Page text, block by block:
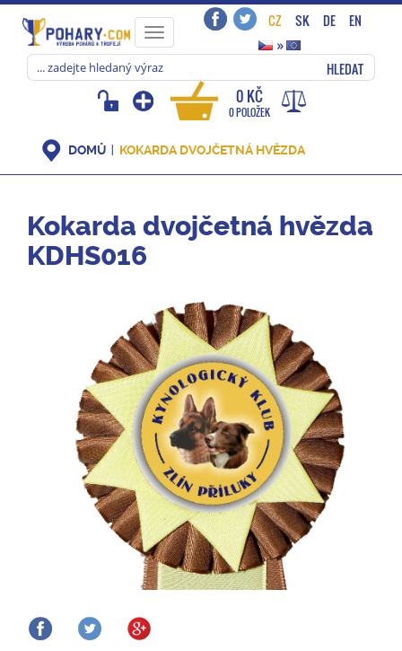
Toggle
navigation
CZ SK DE
EN
»
HLEDAT
0 KČ
0 POLOŽEK
DOMŮ KOKARDA DVOJČETNÁ HVĚZDA
Kokarda dvojčetná hvězda
KDHS016